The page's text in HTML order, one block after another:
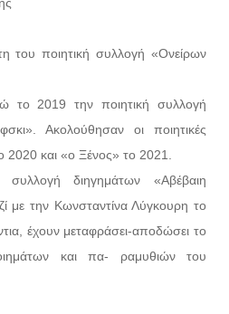
του ποιητική συλλογή «Ονείρων
το 2019 την ποιητική συλλογή
Ακολούθησαν οι ποιητικές
2020 και «ο Ξένος» το 2021.
διηγημάτων «Αβέβαιη
με την Κωνσταντίνα Λύγκουρη το
έχουν μεταφράσει-αποδώσει το
και πα- ραμυθιών του